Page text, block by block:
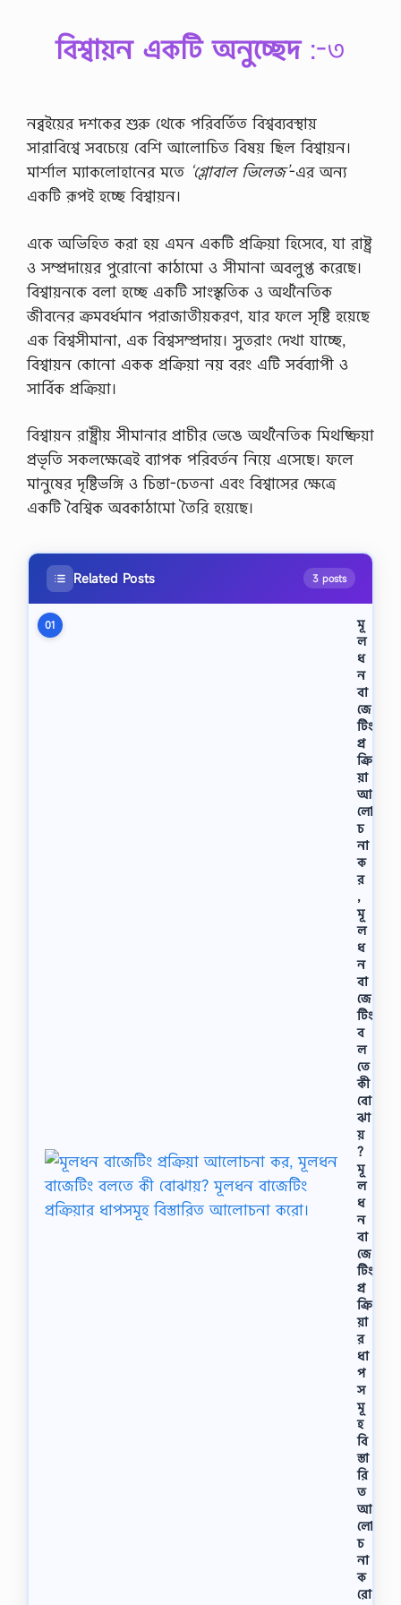
বিশ্বায়ন একটি অনুচ্ছেদ:-৩
নব্বইয়ের দশকের শুরু থেকে পরিবর্তিত বিশ্বব্যবস্থায়
সারাবিশ্বে সবচেয়ে বেশি আলোচিত বিষয় ছিল বিশ্বায়ন।
মার্শাল ম্যাকলোহানের মতে ‘গ্লোবাল ভিলেজ’-এর অন্য
একটি রূপই হচ্ছে বিশ্বায়ন।
একে অভিহিত করা হয় এমন একটি প্রক্রিয়া হিসেবে, যা রাষ্ট্র
ও সম্প্রদায়ের পুরোনো কাঠামো ও সীমানা অবলুপ্ত করেছে।
বিশ্বায়নকে বলা হচ্ছে একটি সাংস্কৃতিক ও অর্থনৈতিক
জীবনের ক্রমবর্ধমান পরাজাতীয়করণ, যার ফলে সৃষ্টি হয়েছে
এক বিশ্বসীমানা, এক বিশ্বসম্প্রদায়। সুতরাং দেখা যাচ্ছে,
বিশ্বায়ন কোনো একক প্রক্রিয়া নয় বরং এটি সর্বব্যাপী ও
সার্বিক প্রক্রিয়া।
বিশ্বায়ন রাষ্ট্রীয় সীমানার প্রাচীর ভেঙে অর্থনৈতিক মিথষ্ক্রিয়া
প্রভৃতি সকলক্ষেত্রেই ব্যাপক পরিবর্তন নিয়ে এসেছে। ফলে
মানুষের দৃষ্টিভঙ্গি ও চিন্তা-চেতনা এবং বিশ্বাসের ক্ষেত্রে
একটি বৈশ্বিক অবকাঠামো তৈরি হয়েছে।
Related Posts 3 posts
01
মূ
ল
ধ
ন
বা
জে
টিং
প্র
ক্রি
য়া
আ
লো
চ
না
ক
র
,
মূ
ল
ধ
ন
বা
জে
টিং
ব
ল
তে
কী
বো
ঝা
য়
?
মূ
ল
ধ
ন
বা
জে
টিং
প্র
ক্রি
য়া
র
ধা
প
স
মূ
হ
বি
স্তা
রি
ত
আ
লো
চ
না
ক
রো